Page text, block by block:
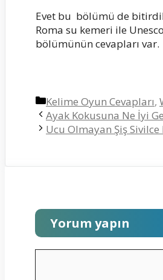
Evet bu bölümü de
Roma su kemeri ile
bölümünün cevapları var.
Kategoriler
Kelime Oyun Cevapları,
Ayak Kokusuna Ne İyi
Ucu Olmayan Şiş Sivilce
Yorum yapın